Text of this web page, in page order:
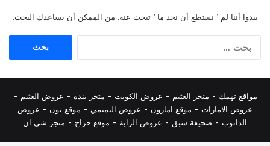
يبدوا أننا لم ’ نستطع أن نجد ما ’ تبحث عنه. من الممكن أن يساعدك البحث.
مواقع تهمك - متجر العثيم - عروض الكويت - متجر بنده - عروض العثيم -
عروض الامارات - موقع امازون - عروض التميمي - موقع نون - عروض
الدانوب - صحيفة سبق - عروض الراية - موقع حراج - متجر شي ان